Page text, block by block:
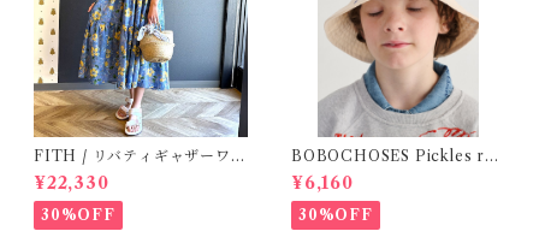
FITH / リバティギャザーワン
ピース / Size 2
¥22,330
30%OFF
BOBOCHOSES Pickles rev
ersible hat / 52,54
¥6,160
30%OFF